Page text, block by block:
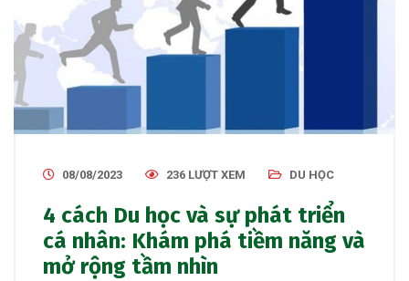
08/08/2023 236 LƯỢT XEM DU HỌC
4 cách Du học và sự phát triển
cá nhân: Khám phá tiềm năng và
mở rộng tầm nhìn